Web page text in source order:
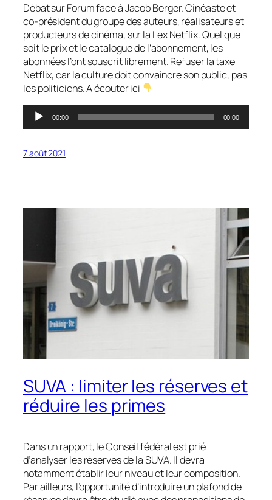
Débat sur Forum face à Jacob Berger. Cinéaste et
co-président du groupe des auteurs, réalisateurs et
producteurs de cinéma, sur la Lex Netflix. Quel que
soit le prix et le catalogue de l’abonnement, les
abonnées l’ont souscrit librement. Refuser la taxe
Netflix, car la culture doit convaincre son public, pas
les politiciens. A écouter ici
Lecteur
audio
00:00 00:00
7 août 2021
SUVA : limiter les réserves et
réduire les primes
Dans un rapport, le Conseil fédéral est prié
d’analyser les réserves de la SUVA. Il devra
notamment établir leur niveau et leur composition.
Par ailleurs, l’opportunité d’introduire un plafond de